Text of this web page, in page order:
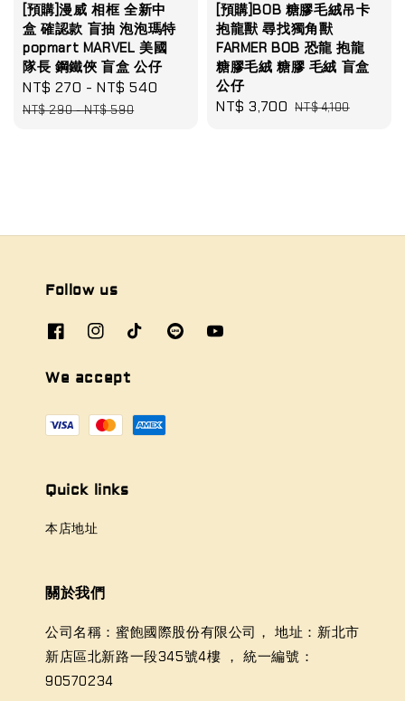
[預購]漫威 相框 全新中
盒 確認款 盲抽 泡泡瑪特
popmart MARVEL 美國
隊長 鋼鐵俠 盲盒 公仔
Sale
price
NT$ 270 -NT$ 540
Regular
NT$ 290-NT$ 590
[預購]BOB 糖膠毛絨吊卡
抱龍獸 尋找獨角獸
FARMER BOB 恐龍 抱龍
糖膠毛絨 糖膠 毛絨 盲盒
公仔
Sale
NT$ 3,700 Regular
NT$ 4,100
Follow us
We accept
Quick links
本店地址
關於我們
公司名稱：蜜飽國際股份有限公司， 地址：新北市
新店區北新路一段345號4樓 ， 統一編號：
90570234